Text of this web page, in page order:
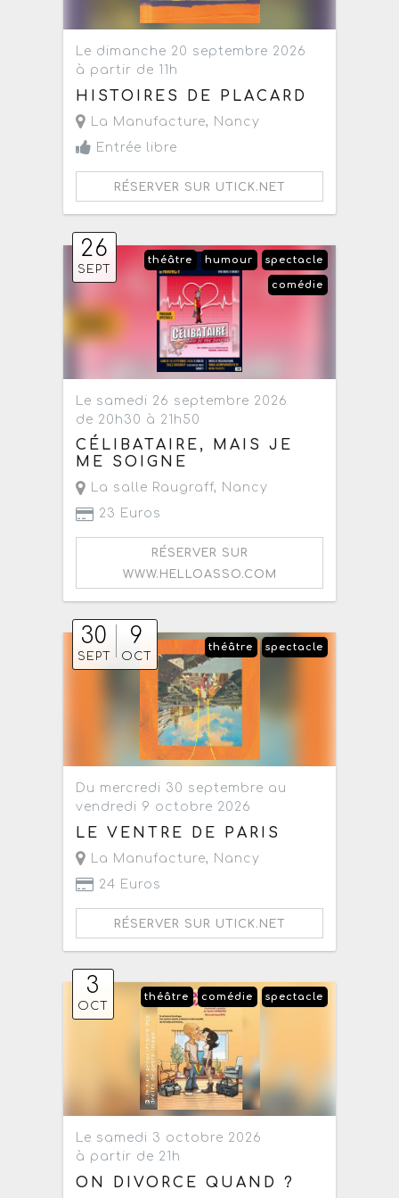
Le dimanche 20 septembre 2026
à partir de 11h
HISTOIRES DE PLACARD
La Manufacture, Nancy
Entrée libre
RÉSERVER SUR UTICK.NET
26
SEPT
spectacle
humour
théâtre
comédie
Le samedi 26 septembre 2026
de 20h30 à 21h50
CÉLIBATAIRE, MAIS JE
ME SOIGNE
La salle Raugraff, Nancy
23 Euros
RÉSERVER SUR
WWW.HELLOASSO.COM
30
SEPT
9
OCT
spectacle
théâtre
Du mercredi 30 septembre au
vendredi 9 octobre 2026
LE VENTRE DE PARIS
La Manufacture, Nancy
24 Euros
RÉSERVER SUR UTICK.NET
3
OCT
spectacle
comédie
théâtre
Le samedi 3 octobre 2026
à partir de 21h
ON DIVORCE QUAND ?